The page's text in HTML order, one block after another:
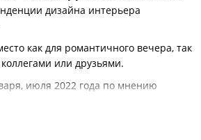
дизайна интерьера
как для романтичного вечера, так
или друзьями.
июля 2022 года по мнению